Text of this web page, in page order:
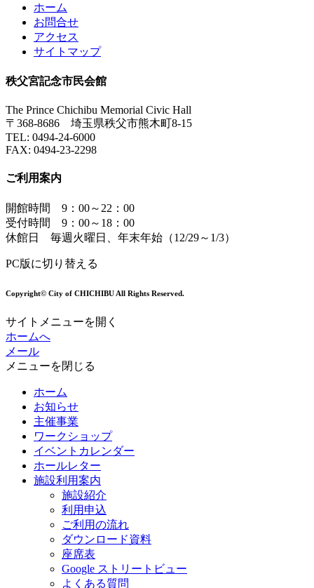
ホーム
お問合せ
アクセス
サイトマップ
秩父宮記念市民会館
The Prince Chichibu Memorial Civic Hall
〒368-8686 埼玉県秩父市熊木町8-15
TEL: 0494-24-6000
FAX: 0494-23-2298
ご利用案内
開館時間 9：00～22：00
受付時間 9：00～18：00
休館日 毎週火曜日、年末年始（12/29～1/3）
PC版に切り替える
Copyright© City of CHICHIBU All Rights Reserved.
サイトメニューを開く
ホームへ
メール
メニューを閉じる
ホーム
お知らせ
主催事業
ワークショップ
イベントカレンダー
ホールレター
施設利用案内
施設紹介
利用申込
ご利用の流れ
ダウンロード資料
座席表
Google ストリートビュー
よくある質問